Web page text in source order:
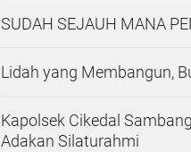
SUDAH SEJAUH MANA
Lidah yang Membangun,
Kapolsek Cikedal
Adakan Silaturahmi